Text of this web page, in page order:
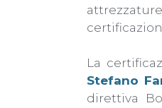
La
Stefano
direttiva